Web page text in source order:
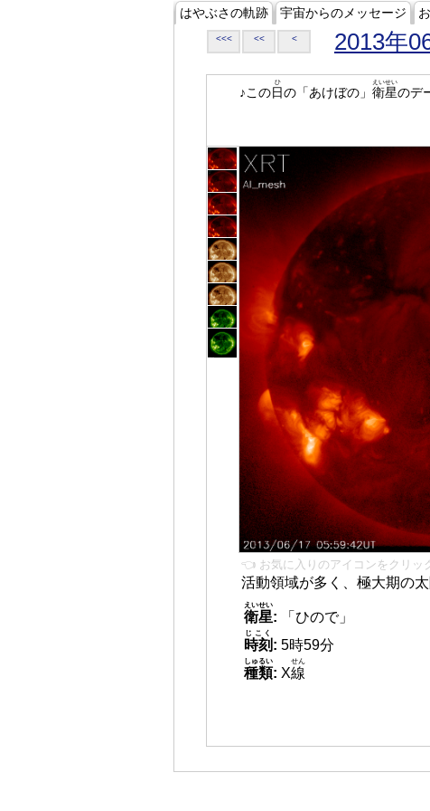
はやぶさの軌跡 宇宙からのメッセージ
<<< << < 2013年
♪この日
ひ
の「あけぼの」 衛星
えいせい
のデ
👈 お気に入りのアイコンをクリッ
活動領域が多く、極大期の太
衛星
えいせい
:
「ひので」
時刻
じこく
: 5時59分
種類
しゅるい
: X線
せん